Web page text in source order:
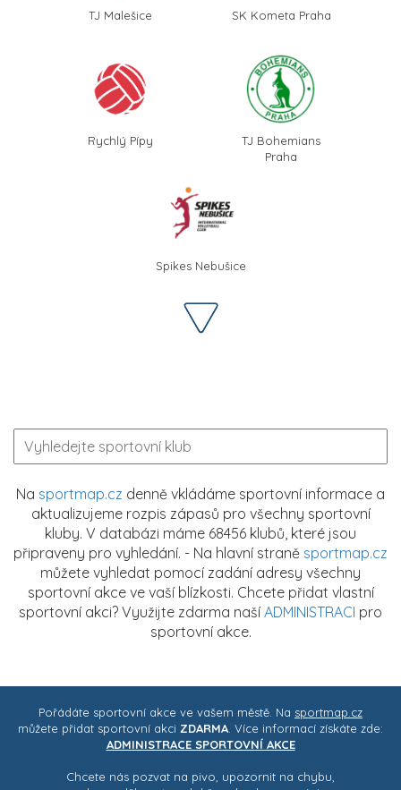
TJ Malešice SK Kometa Praha
Rychlý Pípy
TJ Bohemians
Praha
Spikes Nebušice
Na sportmap.cz denně vkládáme sportovní informace a
aktualizujeme rozpis zápasů pro všechny sportovní
kluby. V databázi máme 68456 klubů, které jsou
připraveny pro vyhledání. - Na hlavní straně sportmap.cz
můžete vyhledat pomocí zadání adresy všechny
sportovní akce ve vaší blízkosti. Chcete přidat vlastní
sportovní akci? Využijte zdarma naší ADMINISTRACI pro
sportovní akce.
Pořádáte sportovní akce ve vašem městě. Na sportmap.cz
můžete přidat sportovní akci ZDARMA . Více informací získáte zde:
ADMINISTRACE SPORTOVNÍ AKCE
Chcete nás pozvat na pivo, upozornit na chybu,